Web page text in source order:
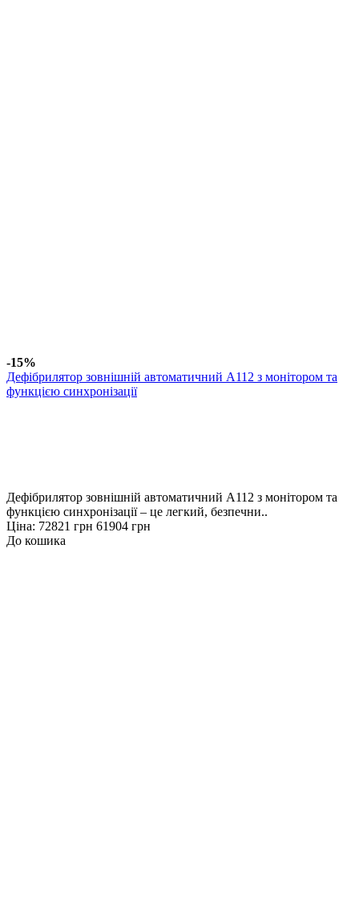
-15%
Дефібрилятор зовнішній автоматичний А112 з монітором та
функцією синхронізації
Дефібрилятор зовнішній автоматичний А112 з монітором та
функцією синхронізації – це легкий, безпечни..
Ціна: 72821 грн 61904 грн
До кошика